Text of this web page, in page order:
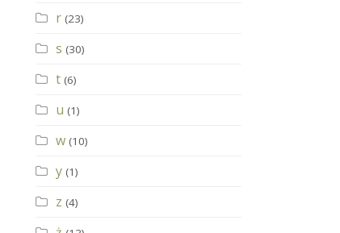
r (23)
s (30)
t (6)
u (1)
w (10)
y (1)
z (4)